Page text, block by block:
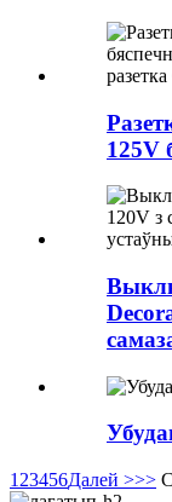
125V
1 23456Далей >>>